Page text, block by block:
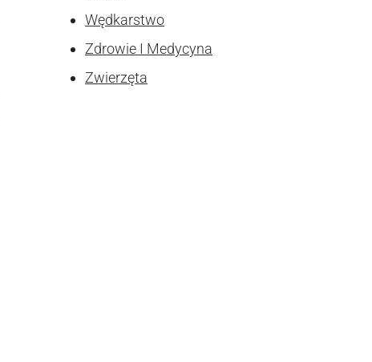
Wędkarstwo
Zdrowie I Medycyna
Zwierzęta